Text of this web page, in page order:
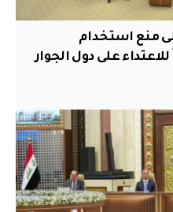
منع استخدام
على دول الجوار